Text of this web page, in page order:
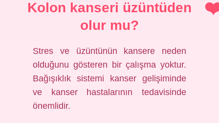
Kolon kanseri üzüntüden
olur mu?
Stres ve üzüntünün kansere neden
olduğunu gösteren bir çalışma yoktur.
Bağışıklık sistemi kanser gelişiminde
ve kanser hastalarının tedavisinde
önemlidir.